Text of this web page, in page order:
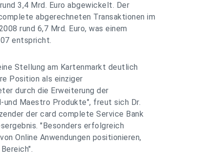
3,4 Mrd. Euro abgewickelt. Der
abgerechneten Transaktionen im
rund 6,7 Mrd. Euro, was einem
entspricht.
Stellung am Kartenmarkt deutlich
Position als einziger
durch die Erweiterung der
Maestro Produkte", freut sich Dr.
der card complete Service Bank
"Besonders erfolgreich
Online Anwendungen positionieren,